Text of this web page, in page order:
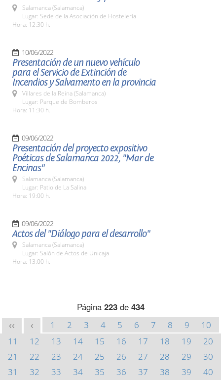
Salamanca (Salamanca)
Lugar: Sede de la Asociación de Hostelería
Hora: 12:30 h.
10/06/2022
Presentación de un nuevo vehículo
para el Servicio de Extinción de
Incendios y Salvamento en la provincia
Villares de la Reina (Salamanca)
Lugar: Parque de Bomberos
Hora: 11:30 h.
09/06/2022
Presentación del proyecto expositivo
Poéticas de Salamanca 2022, "Mar de
Encinas"
Salamanca (Salamanca)
Lugar: Patio de La Salina
Hora: 19:00 h.
09/06/2022
Actos del "Diálogo para el desarrollo"
Salamanca (Salamanca)
Lugar: Salón de Actos de Unicaja
Hora: 13:00 h.
Página 223de 434
<< < 1 2 3 4 5 6 7 8 9
10
11
12 13 14 15 16 17 18 19
20
21
22 23 24 25 26 27 28 29
30
31
32 33 34 35 36 37 38 39
40